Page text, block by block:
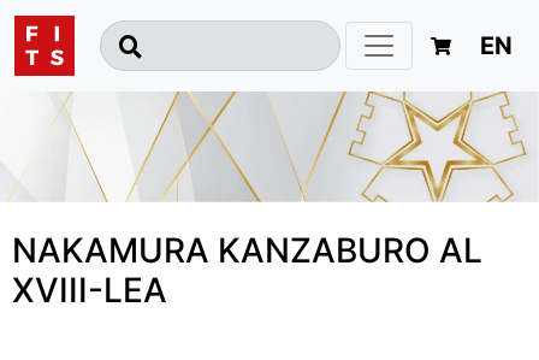
EN
NAKAMURA KANZABURO AL
XVIII-LEA